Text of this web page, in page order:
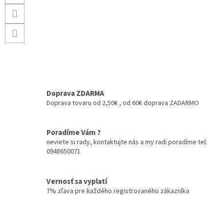
Doprava ZDARMA
Doprava tovaru od 2,50€ , od 60€ doprava ZADARMO
Poradíme Vám ?
neviete si rady, kontaktujte nás a my radi poradíme tel:
0948650071
Vernosť sa vyplatí
7% zľava pre každého registrovaného zákazníka